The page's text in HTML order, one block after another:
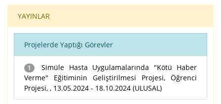
YAYINLAR
Projelerde Yaptığı Görevler
1
Simüle Hasta Uygulamalarında "Kötü Haber
Verme" Eğitiminin Geliştirilmesi Projesi, Öğrenci
Projesi, , 13.05.2024 - 18.10.2024 (ULUSAL)